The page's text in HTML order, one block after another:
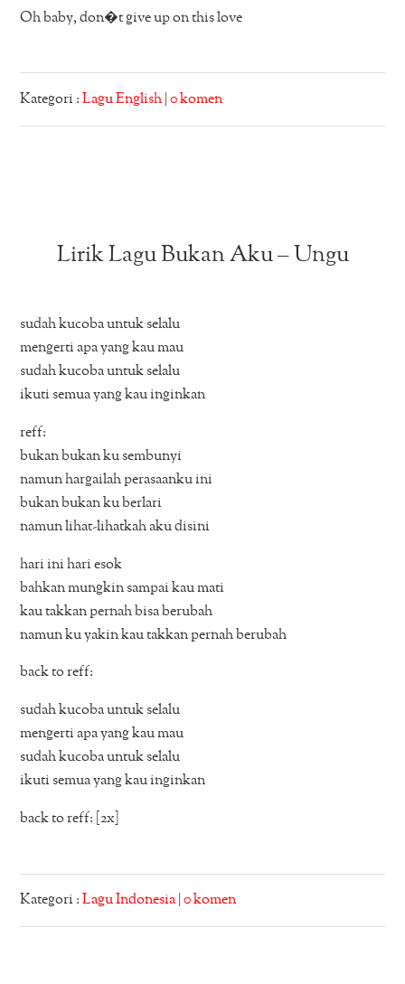
Oh baby, don�t give up on this love
Kategori :Lagu English |0 komen
Lirik Lagu Bukan Aku – Ungu
sudah kucoba untuk selalu
mengerti apa yang kau mau
sudah kucoba untuk selalu
ikuti semua yang kau inginkan
reff:
bukan bukan ku sembunyi
namun hargailah perasaanku ini
bukan bukan ku berlari
namun lihat-lihatkah aku disini
hari ini hari esok
bahkan mungkin sampai kau mati
kau takkan pernah bisa berubah
namun ku yakin kau takkan pernah berubah
back to reff:
sudah kucoba untuk selalu
mengerti apa yang kau mau
sudah kucoba untuk selalu
ikuti semua yang kau inginkan
back to reff: [2x]
Kategori :Lagu Indonesia |0 komen